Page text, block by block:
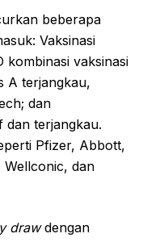
beberapa
Vaksinasi
kombinasi vaksinasi
A terjangkau,
dan
dan terjangkau.
Pfizer, Abbott,
Wellconic, dan
drawdengan